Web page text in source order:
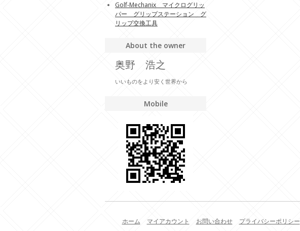
Golf-Mechanix マイクログリッ
パー グリップステーション グ
リップ交換工具
About the owner
奥野 浩之
いいものをより安く世界から
Mobile
ホーム マイアカウント お問い合わせ プライバシーポリシー